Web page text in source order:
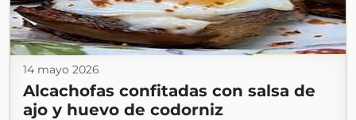
14 mayo 2026
Alcachofas confitadas con salsa de
ajo y huevo de codorniz